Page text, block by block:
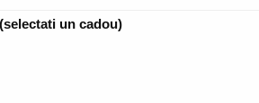
un cadou)